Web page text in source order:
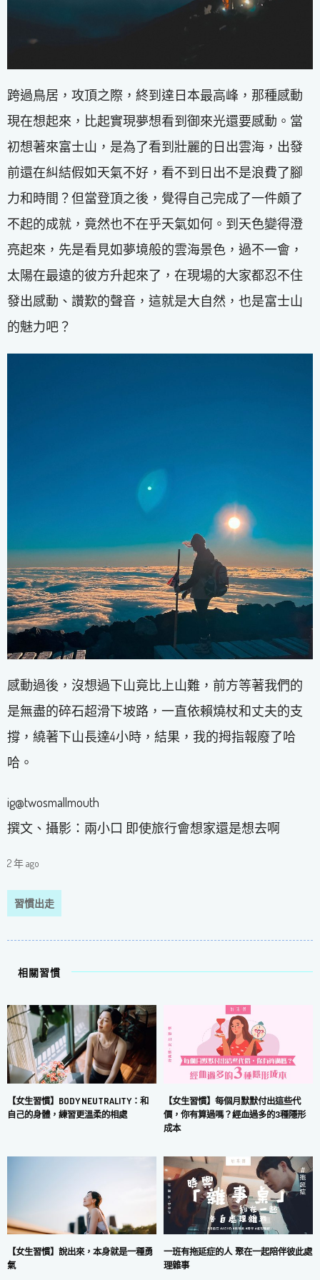
跨過鳥居，攻頂之際，終到達日本最高峰，那種感動
現在想起來，比起實現夢想看到御來光還要感動。當
初想著來富士山，是為了看到壯麗的日出雲海，出發
前還在糾結假如天氣不好，看不到日出不是浪費了腳
力和時間？但當登頂之後，覺得自己完成了一件頗了
不起的成就，竟然也不在乎天氣如何。到天色變得澄
亮起來，先是看見如夢境般的雲海景色，過不一會，
太陽在最遠的彼方升起來了，在現場的大家都忍不住
發出感動、讚歎的聲音，這就是大自然，也是富士山
的魅力吧？
感動過後，沒想過下山竟比上山難，前方等著我們的
是無盡的碎石超滑下坡路，一直依賴燒杖和丈夫的支
撐，繞著下山長達4小時，結果，我的拇指報廢了哈
哈。
ig@twosmallmouth
撰文、攝影：兩小口 即使旅行會想家還是想去啊
2 年 ago
習慣出走
相關習慣
【女生習慣】BODY NEUTRALITY：和
自己的身體，練習更溫柔的相處
【女生習慣】每個月默默付出這些代
價，你有算過嗎？經血過多的3種隱形
成本
【女生習慣】說出來，本身就是一種勇
氣
一班有拖延症的人 聚在一起陪伴彼此處
理雜事